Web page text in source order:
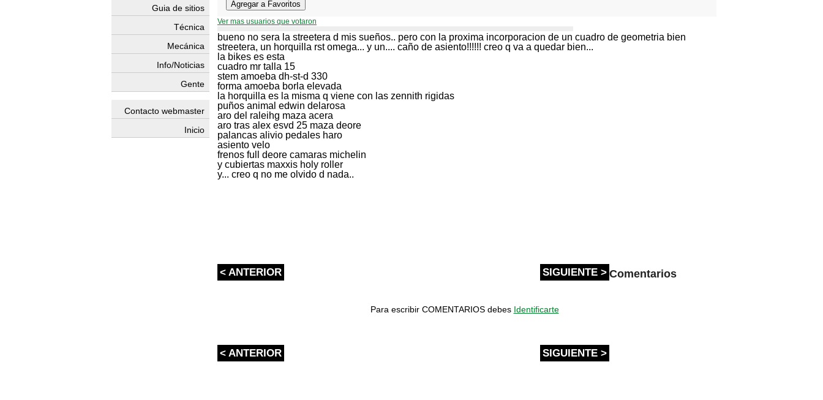
Ver mas usuarios que votaron
bueno no sera la streetera d mis sueños.. pero con la proxima incorporacion de un cuadro de geometria bien
streetera, un horquilla rst omega... y un.... caño de asiento!!!!!! creo q va a quedar bien...
la bikes es esta
cuadro mr talla 15
stem amoeba dh-st-d 330
forma amoeba borla elevada
la horquilla es la misma q viene con las zennith rigidas
puños animal edwin delarosa
aro del raleihg maza acera
aro tras alex esvd 25 maza deore
palancas alivio pedales haro
asiento velo
frenos full deore camaras michelin
y cubiertas maxxis holy roller
y... creo q no me olvido d nada..
< ANTERIOR SIGUIENTE > Comentarios
Para escribir COMENTARIOS debes Identificarte
< ANTERIOR SIGUIENTE >
Guia de sitios
Técnica
Mecánica
Info/Noticias
Gente
Contacto webmaster
Inicio